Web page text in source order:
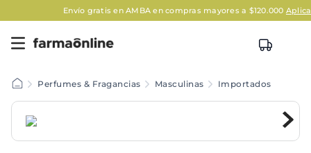
Envío gratis en AMBA en compras mayores a $120.000Aplican
Perfumes & Fragancias Masculinas Importados